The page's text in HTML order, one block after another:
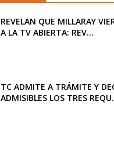
REVELAN QUE MILLARAY
A LA TV ABIERTA: REV...
TC ADMITE A TRÁMITE Y
ADMISIBLES LOS TRES